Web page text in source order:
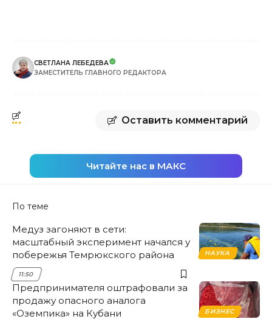
СВЕТЛАНА ЛЕБЕДЕВА
ЗАМЕСТИТЕЛЬ ГЛАВНОГО РЕДАКТОРА
Оставить комментарий
Читайте нас в МАКС
По теме
НАУКА
Медуз загоняют в сети:
масштабный эксперимент начался у
побережья Темрюкского района
11:50
БИЗНЕС
Предпринимателя оштрафовали за
продажу опасного аналога
«Оземпика» на Кубани